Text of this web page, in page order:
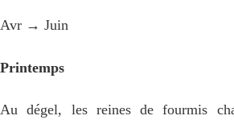
Avr → Juin
Printemps
Au dégel, les reines de fourmis